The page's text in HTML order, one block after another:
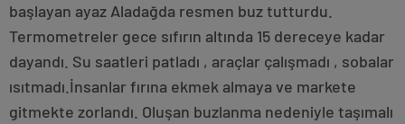
başlayan ayaz Aladağda resmen buz tutturdu.
Termometreler gece sıfırın altında 15 dereceye kadar
dayandı. Su saatleri patladı , araçlar çalışmadı , sobalar
ısıtmadı.İnsanlar fırına ekmek almaya ve markete
gitmekte zorlandı. Oluşan buzlanma nedeniyle taşımalı